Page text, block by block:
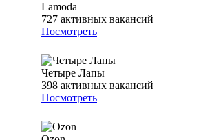
Lamoda
727 активных вакансий
Посмотреть
Четыре Лапы
398 активных вакансий
Посмотреть